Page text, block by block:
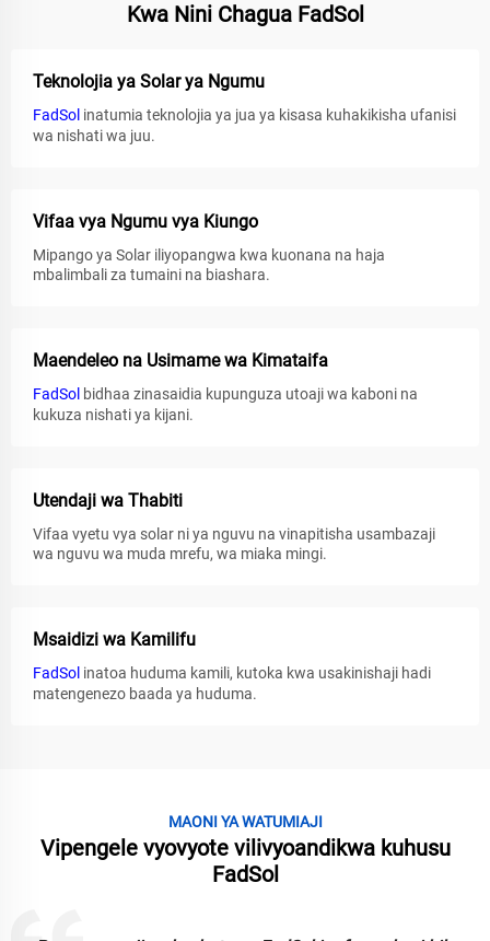
Kwa Nini Chagua FadSol
Teknolojia ya Solar ya Ngumu
FadSol inatumia teknolojia ya jua ya kisasa kuhakikisha ufanisi
wa nishati wa juu.
Vifaa vya Ngumu vya Kiungo
Mipango ya Solar iliyopangwa kwa kuonana na haja
mbalimbali za tumaini na biashara.
Maendeleo na Usimame wa Kimataifa
FadSol bidhaa zinasaidia kupunguza utoaji wa kaboni na
kukuza nishati ya kijani.
Utendaji wa Thabiti
Vifaa vyetu vya solar ni ya nguvu na vinapitisha usambazaji
wa nguvu wa muda mrefu, wa miaka mingi.
Msaidizi wa Kamilifu
FadSol inatoa huduma kamili, kutoka kwa usakinishaji hadi
matengenezo baada ya huduma.
MAONI YA WATUMIAJI
Vipengele vyovyote vilivyoandikwa kuhusu
FadSol